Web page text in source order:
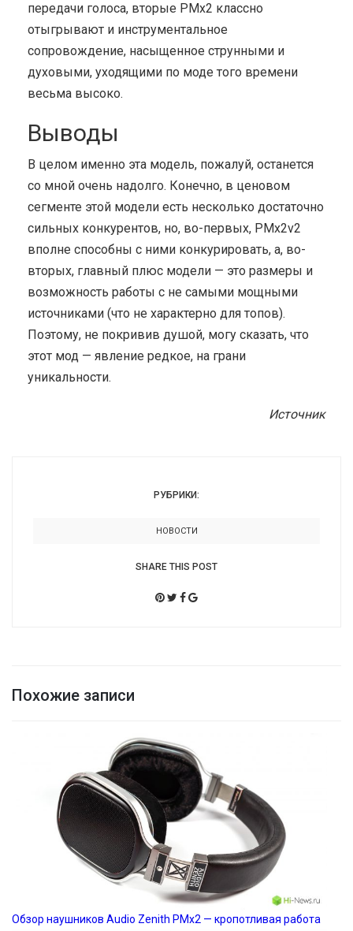
передачи голоса, вторые PMx2 классно
отыгрывают и инструментальное
сопровождение, насыщенное струнными и
духовыми, уходящими по моде того времени
весьма высоко.
Выводы
В целом именно эта модель, пожалуй, останется
со мной очень надолго. Конечно, в ценовом
сегменте этой модели есть несколько достаточно
сильных конкурентов, но, во-первых, PMx2v2
вполне способны с ними конкурировать, а, во-
вторых, главный плюс модели — это размеры и
возможность работы с не самыми мощными
источниками (что не характерно для топов).
Поэтому, не покривив душой, могу сказать, что
этот мод — явление редкое, на грани
уникальности.
Источник
РУБРИКИ:
НОВОСТИ
SHARE THIS POST
Похожие записи
Обзор наушников Audio Zenith PMx2 — кропотливая работа